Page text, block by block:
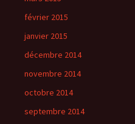
février 2015
janvier 2015
décembre 2014
novembre 2014
octobre 2014
septembre 2014